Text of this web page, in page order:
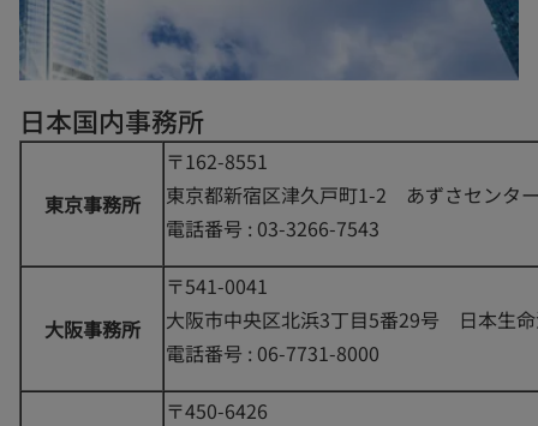
日本国内事務所
東京事務所
〒162-8551
東京都新宿区津久戸町1-2 あずさセンタ
電話番号 : 03-3266-7543
大阪事務所
〒541-0041
大阪市中央区北浜3丁目5番29号 日本生
電話番号 : 06-7731-8000
〒450-6426